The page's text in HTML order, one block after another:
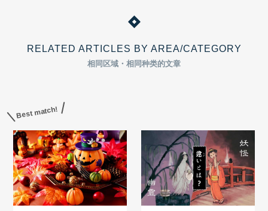
RELATED ARTICLES BY AREA/CATEGORY
相同区域・相同种类的文章
Best match!